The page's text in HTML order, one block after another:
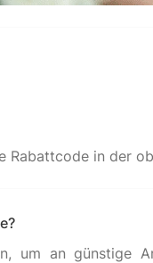
Rabattcode in der
um an